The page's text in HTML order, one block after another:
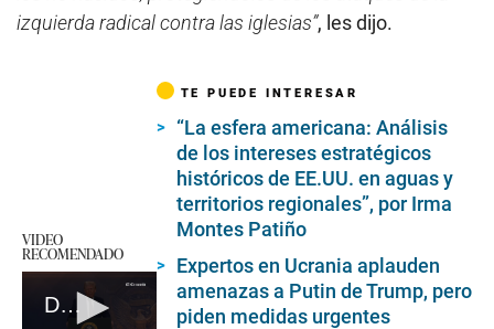
izquierda radical contra las iglesias”, les dijo.
VIDEO
RECOMENDADO
Donald Trump expone las claves de su segundo mandato y ve a Ucrania lista para la paz
TE PUEDE INTERESAR
“La esfera americana: Análisis
de los intereses estratégicos
históricos de EE.UU. en aguas y
territorios regionales”, por Irma
Montes Patiño
Expertos en Ucrania aplauden
amenazas a Putin de Trump, pero
piden medidas urgentes